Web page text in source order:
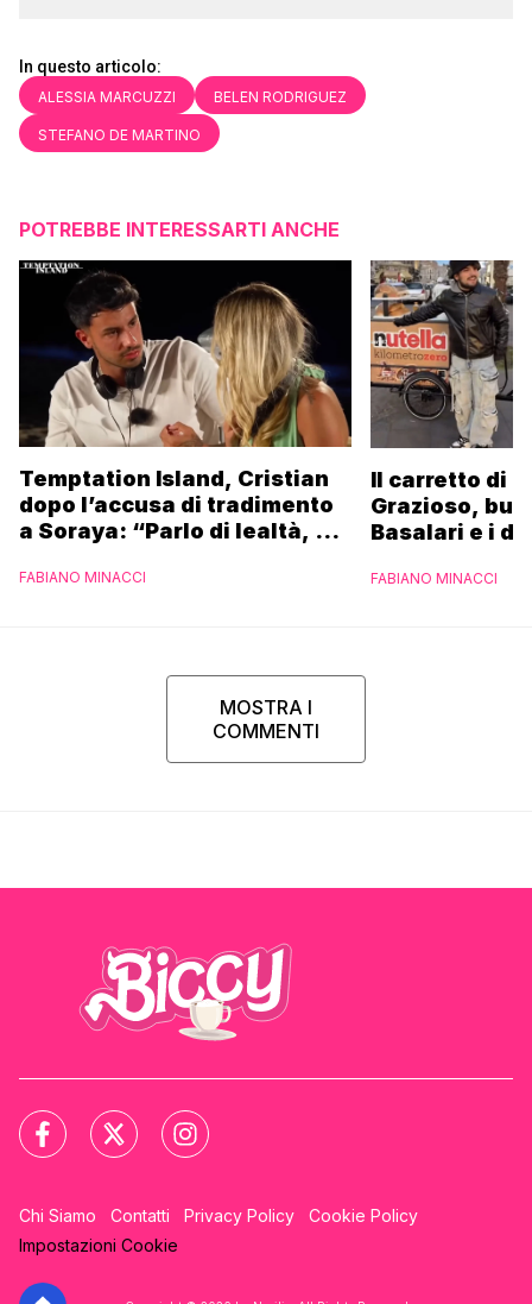
In questo articolo:
ALESSIA MARCUZZI BELEN RODRIGUEZ
STEFANO DE MARTINO
POTREBBE INTERESSARTI ANCHE
Temptation Island, Cristian
dopo l’accusa di tradimento
a Soraya: “Parlo di lealtà, ma
FABIANO MINACCI
Il carretto di
Grazioso,
Basalari e i
Ferrero”
FABIANO MINACCI
MOSTRA I
COMMENTI
Chi Siamo Contatti Privacy Policy
Cookie Policy
Impostazioni Cookie